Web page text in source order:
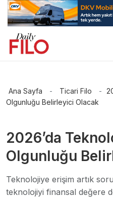
Ana Sayfa - Ticari Filo -
Olgunluğu Belirleyici Olacak
2026’da
Olgunluğu
Teknolojiye erişim artık
teknolojiyi finansal değere